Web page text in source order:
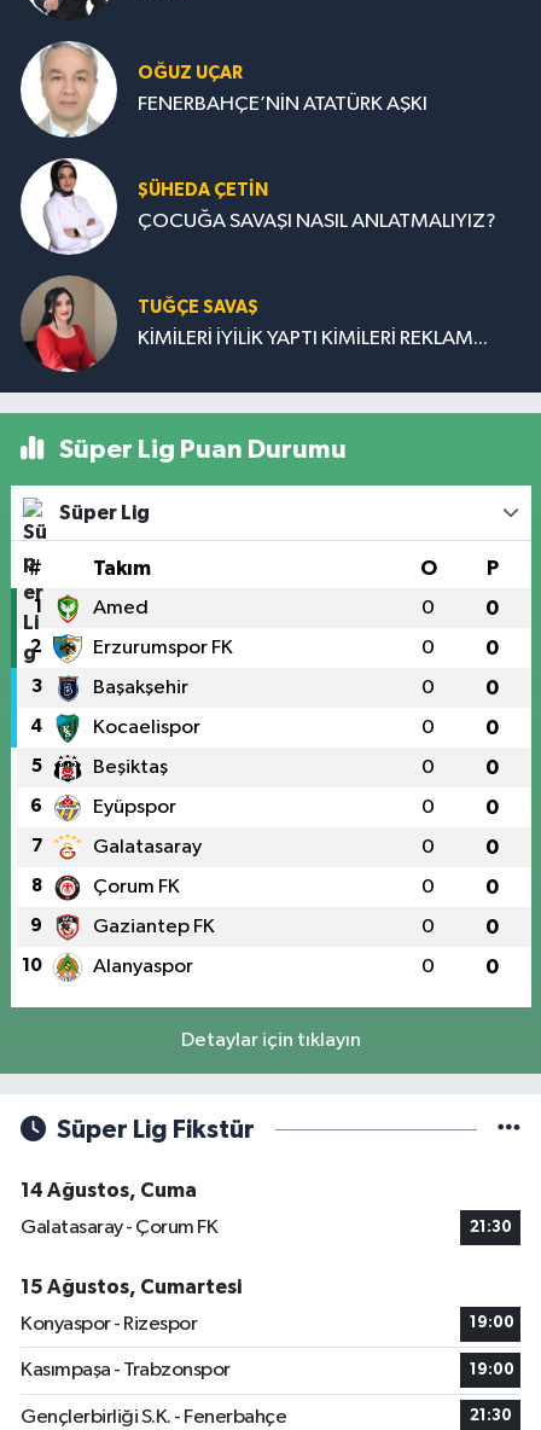
OĞUZ UÇAR
FENERBAHÇE’NİN ATATÜRK AŞKI
ŞÜHEDA ÇETİN
ÇOCUĞA SAVAŞI NASIL ANLATMALIYIZ?
TUĞÇE SAVAŞ
KİMİLERİ İYİLİK YAPTI KİMİLERİ REKLAM...
Süper Lig Puan Durumu
Süper Lig
# Takım O P
1 Amed 0 0
2 Erzurumspor FK 0 0
3 Başakşehir 0 0
4 Kocaelispor 0 0
5 Beşiktaş 0 0
6 Eyüpspor 0 0
7 Galatasaray 0 0
8 Çorum FK 0 0
9 Gaziantep FK 0 0
10 Alanyaspor 0 0
Detaylar için tıklayın
Süper Lig Fikstür
14 Ağustos, Cuma
Galatasaray - Çorum FK
21:30
15 Ağustos, Cumartesi
Konyaspor - Rizespor
19:00
Kasımpaşa - Trabzonspor 19:00
Gençlerbirliği S.K. - Fenerbahçe 21:30